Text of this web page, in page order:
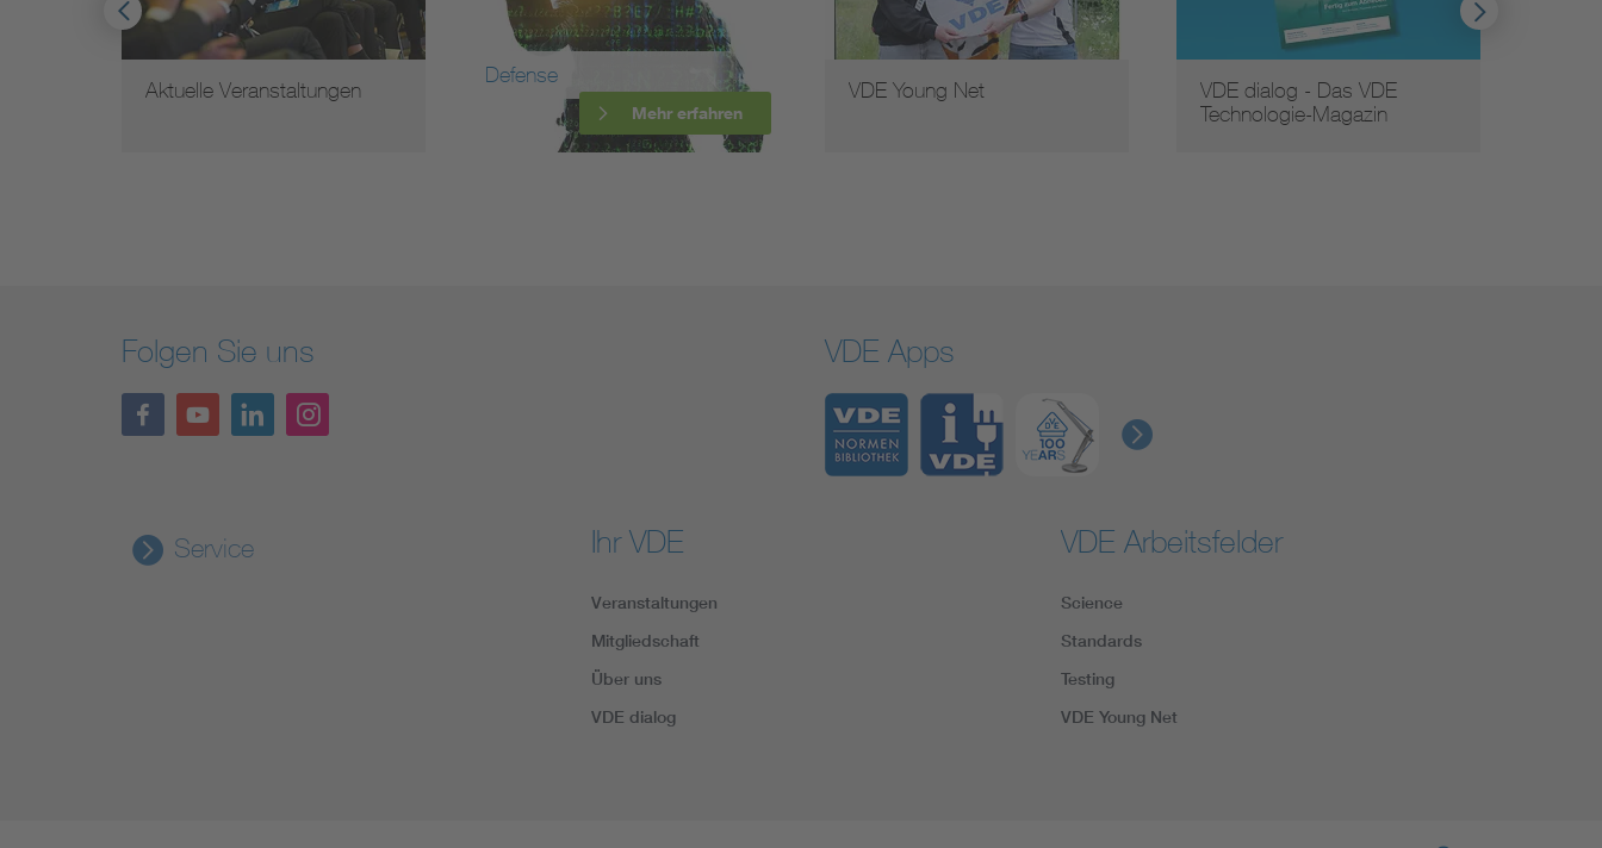
VDE Young Net
VDE dialog - Das VDE
Aktuelle Veranstaltungen
Folgen Sie uns VDE Apps
Service Ihr VDE
Veranstaltungen
Mitgliedschaft
Über uns
VDE dialog
VDE Arbeitsfelder
Science
Standards
Testing
VDE Young Net